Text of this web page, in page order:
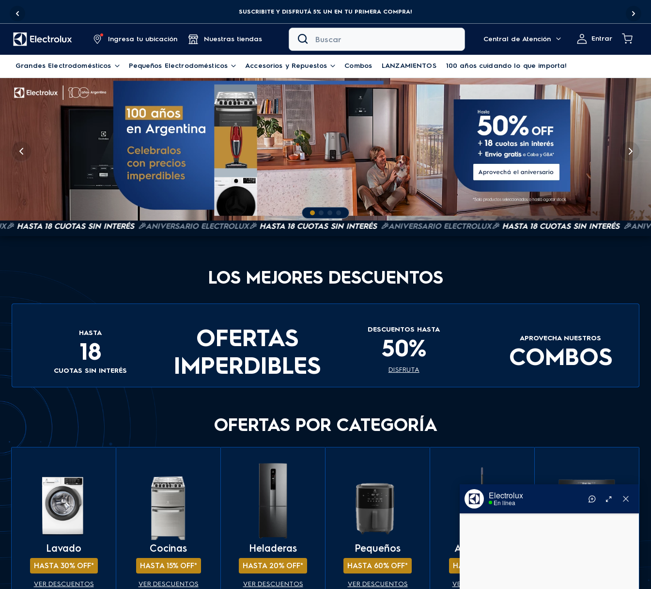
SUSCRIBITE Y DISFRUTÁ 5% UN EN TU PRIMERA COMPRA!
Ingresa tu ubicación Nuestras tiendas
Buscar
Central de Atención
Entrar
Grandes Electrodomésticos Pequeños Electrodomésticos Accesorios y Repuestos Combos LANZAMIENTOS 100 años cuidando lo que importa!
18 CUOTAS SIN INTERÉS 🎉ANIVERSARIO ELECTROLUX🎉HASTA 18 CUOTAS SIN INTERÉS 🎉ANIVERSARIO ELECTROLUX🎉HASTA 18 CUOTAS SIN INTERÉS
LOS MEJORES DESCUENTOS
HASTA
18
CUOTAS SIN INTERÉS
OFERTAS
IMPERDIBLES
DESCUENTOS HASTA
50%
DISFRUTA
APROVECHA NUESTROS
COMBOS
OFERTAS POR CATEGORÍA
Lavado
HASTA 30% OFF*
VER DESCUENTOS
Cocinas
HASTA 15% OFF*
VER DESCUENTOS
Heladeras
HASTA 20% OFF*
VER DESCUENTOS
Pequeños
HASTA 60% OFF*
VER DESCUENTOS
Aspiradoras
HASTA 35% OFF*
VER DESCUENTOS